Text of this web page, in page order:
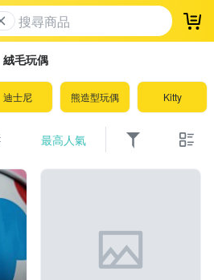
登
絨毛玩偶
迪士尼 熊造型玩偶 Kitty
最高人氣